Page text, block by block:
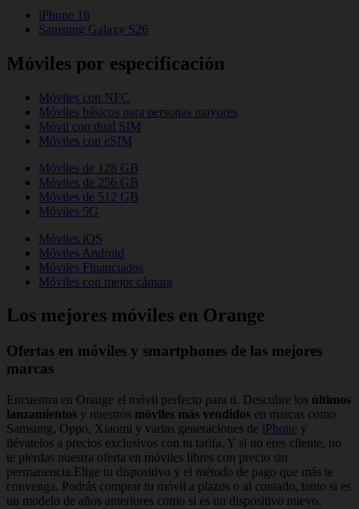
iPhone 16
Samsung Galaxy S26
Móviles por especificación
Móviles con NFC
Móviles básicos para personas mayores
Móvil con dual SIM
Móviles con eSIM
Móviles de 128 GB
Móviles de 256 GB
Móviles de 512 GB
Móviles 5G
Móviles iOS
Móviles Android
Móviles Financiados
Móviles con mejor cámara
Los mejores móviles en Orange
Ofertas en móviles y smartphones de las mejores
marcas
Encuentra en Orange el móvil perfecto para ti. Descubre los últimos
lanzamientos y nuestros móviles más vendidos en marcas como
Samsung, Oppo, Xiaomi y varias generaciones de iPhone y
llévatelos a precios exclusivos con tu tarifa. Y si no eres cliente, no
te pierdas nuestra oferta en móviles libres con precio sin
permanencia.Elige tu dispositivo y el método de pago que más te
convenga. Podrás comprar tu móvil a plazos o al contado, tanto si es
un modelo de años anteriores como si es un dispositivo nuevo.